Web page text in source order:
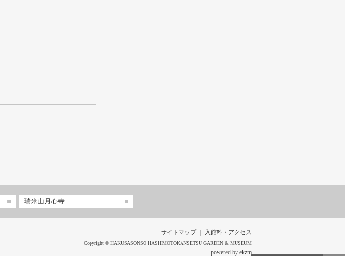
瑞米山月心寺
サイトマップ｜ 入館料・アクセス
Copyright © HAKUSASONSO HASHIMOTOKANSETSU GARDEN & MUSEUM
powered by ekzm